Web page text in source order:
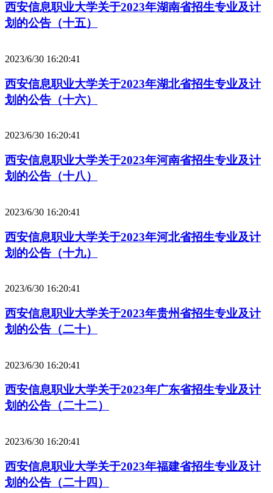
西安信息职业大学关于2023年湖南省招生专业及计
划的公告（十五）
2023/6/30 16:20:41
西安信息职业大学关于2023年湖北省招生专业及计
划的公告（十六）
2023/6/30 16:20:41
西安信息职业大学关于2023年河南省招生专业及计
划的公告（十八）
2023/6/30 16:20:41
西安信息职业大学关于2023年河北省招生专业及计
划的公告（十九）
2023/6/30 16:20:41
西安信息职业大学关于2023年贵州省招生专业及计
划的公告（二十）
2023/6/30 16:20:41
西安信息职业大学关于2023年广东省招生专业及计
划的公告（二十二）
2023/6/30 16:20:41
西安信息职业大学关于2023年福建省招生专业及计
划的公告（二十四）